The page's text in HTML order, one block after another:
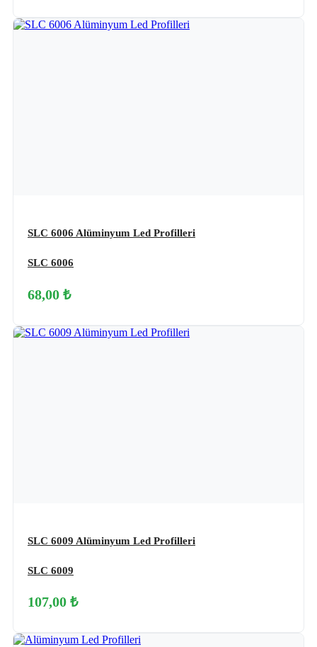
SLC 6006 Alüminyum Led Profilleri
SLC 6006
68,00 ₺
SLC 6009 Alüminyum Led Profilleri
SLC 6009
107,00 ₺